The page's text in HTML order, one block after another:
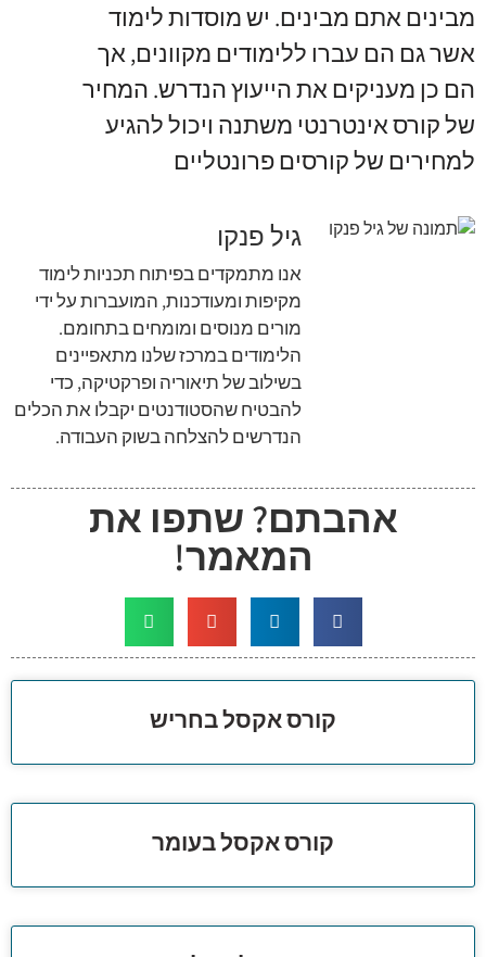
מבינים אתם מבינים. יש מוסדות לימוד
אשר גם הם עברו ללימודים מקוונים, אך
הם כן מעניקים את הייעוץ הנדרש. המחיר
של קורס אינטרנטי משתנה ויכול להגיע
למחירים של קורסים פרונטליים
גיל פנקו
אנו מתמקדים בפיתוח תכניות לימוד
מקיפות ומעודכנות, המועברות על ידי
מורים מנוסים ומומחים בתחומם.
הלימודים במרכז שלנו מתאפיינים
בשילוב של תיאוריה ופרקטיקה, כדי
להבטיח שהסטודנטים יקבלו את הכלים
הנדרשים להצלחה בשוק העבודה.
אהבתם? שתפו את
המאמר!
קורס אקסל בחריש
קורס אקסל בעומר